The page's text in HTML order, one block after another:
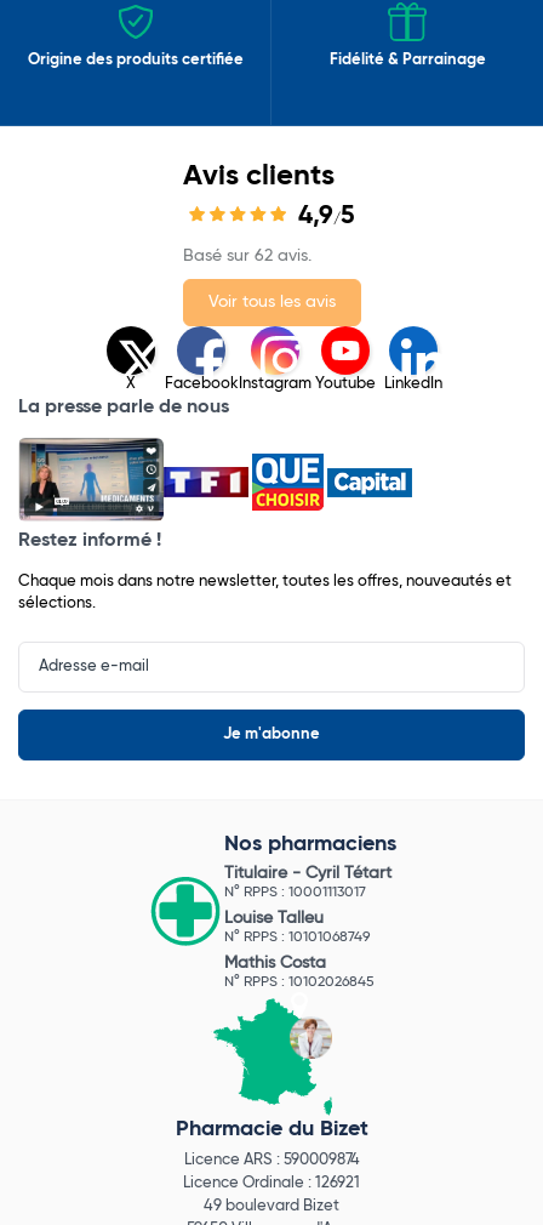
Origine des produits certifiée Fidélité & Parrainage
Avis clients
4,9/5
Basé sur 62 avis.
Voir tous les avis
X Facebook Instagram Youtube LinkedIn
La presse parle de nous
Restez informé !
Chaque mois dans notre newsletter, toutes les offres, nouveautés et
sélections.
Input
Newsletter
Nos pharmaciens
Titulaire - Cyril Tétart
N° RPPS : 10001113017
Louise Talleu
N° RPPS : 10101068749
Mathis Costa
N° RPPS : 10102026845
Pharmacie du Bizet
Licence ARS : 590009874
Licence Ordinale : 126921
49 boulevard Bizet